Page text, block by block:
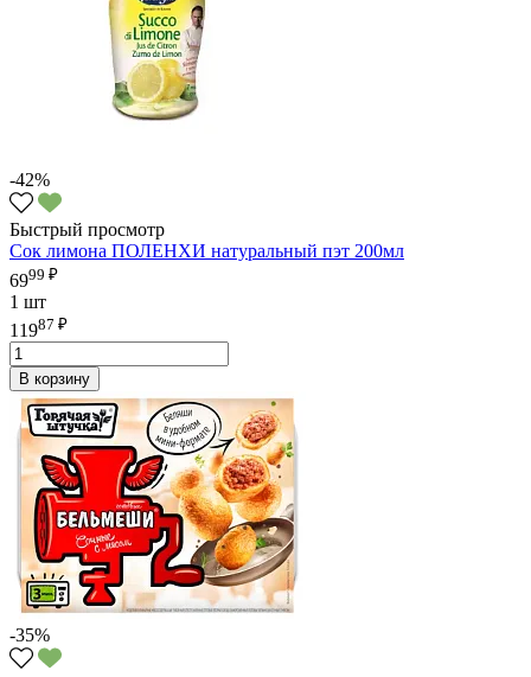
-42%
Быстрый просмотр
Сок лимона ПОЛЕНХИ натуральный пэт 200мл
6999 ₽
1 шт
11987 ₽
В корзину
-35%